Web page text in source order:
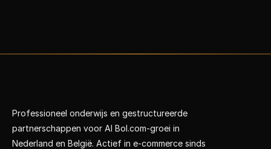
Professioneel onderwijs en gestructureerde
partnerschappen voor AI Bol.com-groei in
Nederland en België. Actief in e-commerce sinds